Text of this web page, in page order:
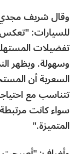
وقال شريف
للسيارات: "تعكس
تفضيلات
وسهولة. ويظهر
السعرية أن
تتناسب مع
سواء كانت مرتبطة
المتميزة."